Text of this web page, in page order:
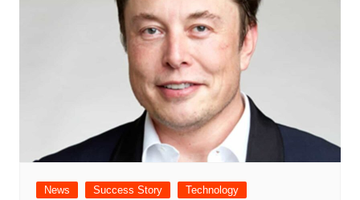
News Success Story Technology